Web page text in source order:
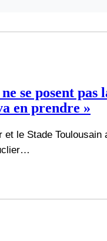
se posent pas
en prendre »
et le Stade